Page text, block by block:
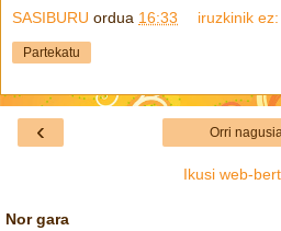
SASIBURU ordua 16:33 iruzkinik ez:
Partekatu
‹ Orri
Ikusi web-
Nor gara